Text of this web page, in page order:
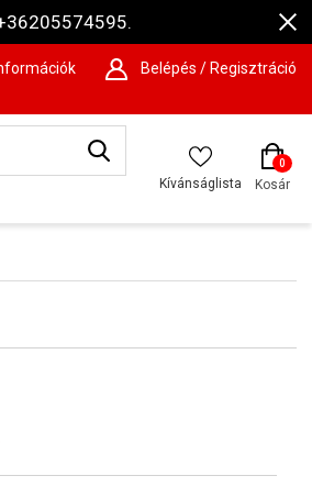
Belépés / Regisztráció
Kívánságlista
0
Kosár